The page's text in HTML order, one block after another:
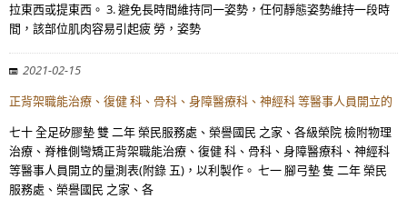
拉東西或提東西。 3. 避免長時間維持同一姿勢，任何靜態姿勢維持一段時
間，該部位肌肉容易引起疲 勞，姿勢
2021-02-15
正背架職能治療、復健 科、骨科、身障醫療科、神經科 等醫事人員開立的
七十 全足矽膠墊 雙 二年 榮民服務處、榮譽國民 之家、各級榮院 檢附物理
治療、脊椎側彎矯正背架職能治療、復健 科、骨科、身障醫療科、神經科
等醫事人員開立的量測表(附錄 五)，以利製作。 七一 腳弓墊 隻 二年 榮民
服務處、榮譽國民 之家、各